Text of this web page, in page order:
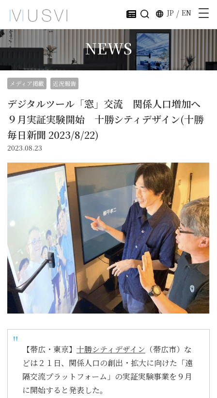
JP / EN
NEWS
メディア掲載 近況報告
デジタルツール「窓」交流 関係人口増加へ
９月実証実験開始 十勝シティデザイン(十勝
毎日新聞 2023/8/22)
2023.08.23
【帯広・東京】 十勝シティデザイン （帯広市）な
どは２１日、関係人口の創出・拡大に向けた「遠
隔交流プラットフォーム」の実証実験事業を９月
に開始すると発表した。